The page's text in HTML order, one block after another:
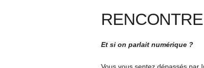
RENCONTRE
Et si on parlait numérique ?